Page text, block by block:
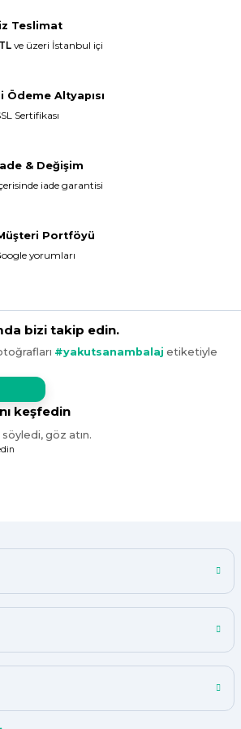
Teslimat
ve üzeri İstanbul içi
Ödeme Altyapısı
Sertifikası
& Değişim
iade garantisi
Portföyü
yorumları
bizi takip edin.
#yakutsanambalaj etiketiyle
keşfedin
göz atın.